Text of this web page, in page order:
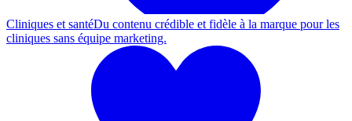
Cliniques et santéDu contenu crédible et fidèle à la marque pour les
cliniques sans équipe marketing.